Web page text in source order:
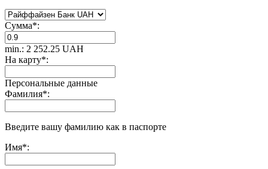
Сумма*:
min.: 2 252.25 UAH
На карту*:
Персональные данные
Фамилия*:
Введите вашу фамилию как в паспорте
Имя*: